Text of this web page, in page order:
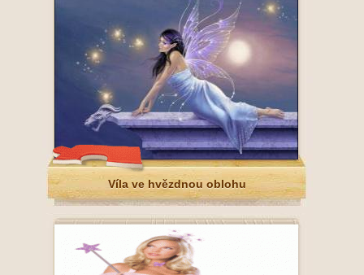
Víla ve hvězdnou oblohu